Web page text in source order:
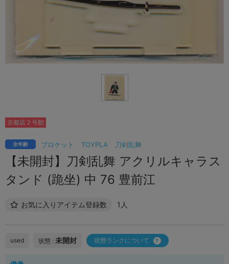
プロケット TOYPLA 刀剣乱舞
全年齢
【未開封】刀剣乱舞 アクリルキャラス
タンド (跪坐) 中 76 豊前江
お気に入りアイテム登録数 1人
京都店２号館
used 状態 : 未開封 状態ランクについて